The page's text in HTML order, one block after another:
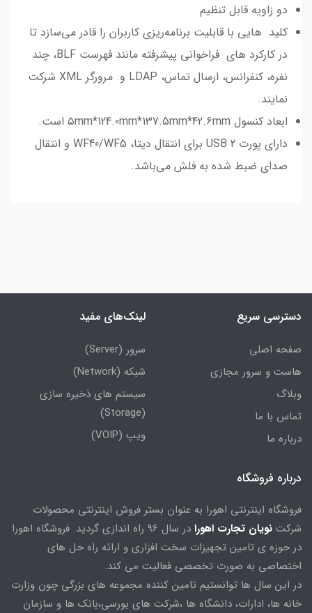
دو زاویه قابل تنظیم
کلید هایی با قابلیت ‌برنامه‌ریزی کاربران را قادر می‌سازد تا
در کارکرد های فراخوانی پیشرفته مانند فهرست BLF، چند
نفره، کنفرانس، ارسال تماس، LDAP و مرورگر XML شرکت
نمایند.
ابعاد کنسول ۵mm*124.0mm*137.5mm*42.6mm است.
دارای پورت USB 2 برای انتقال دیتا، WF40/WF5 و انتقال
صدای ضبط شده به فلش می‌باشد.
دسترسی سریع
صفحه اصلی
هاست و سرور مجازی
وبلاگ
تماس با ما
درباره ما
لینک‌های مفید
سرور (Server)
شبکه (Network)
سیستم های ذخیره سازی
(Storage)
ویپ (VOIP)
درباره فروشگاه
فروشگاه اینترنتی اهورا به عنوان بستر فروش اینترنتی محصولات
شرکت نویان تجارت اهورا
در سال 96 راه اندازی گردید. فروشگاه اهورا
در حوزه ی تامین تجهیزات سخت افزاری و ارائه راه حل های
اختصاصی به صورت تخصصی فعالیت می کند.
در این سال ها توانستیم تامین کننده مجموعه های بزرگی چون وزارت
خانه ها، ادارات، دانشگاه ها ،شرکت های بورسی،بانک ها و سازمان